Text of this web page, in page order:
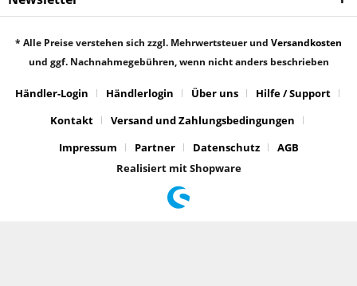
* Alle Preise verstehen sich zzgl. Mehrwertsteuer und Versandkosten
und ggf. Nachnahmegebühren, wenn nicht anders beschrieben
Händler-Login Händlerlogin Über uns
Hilfe / Support
Kontakt
Versand und Zahlungsbedingungen
Impressum
Partner Datenschutz
AGB
Realisiert mit Shopware